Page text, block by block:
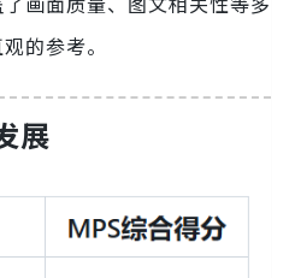
的参考。
展